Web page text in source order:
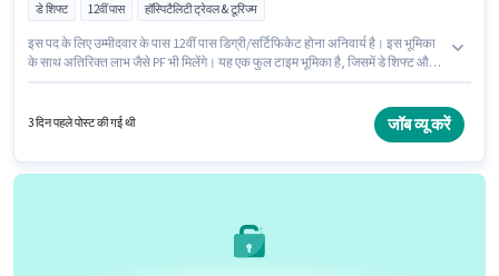
डे शिफ्ट 12वीं पास हॉस्पिटैलिटी ट्रेवल & टूरिज्म
इस पद के लिए उम्मीदवार के पास 12वीं पास डिग्री/सर्टिफिकेट होना अनिवार्य है। इस भूमिका
के साथ अतिरिक्त लाभ जैसे PF भी मिलेंगे। यह एक फुल टाइम भूमिका है, जिसमें डे शिफ्ट और 6
माह ₹20000 तक कमा सकते हैं।
3 दिन पहले पोस्ट की गई थी जॉब व्यू करें